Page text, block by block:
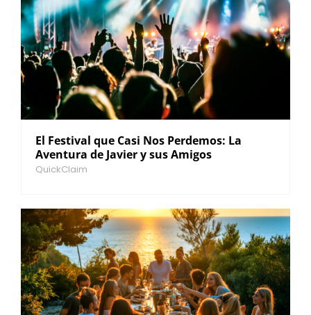
El Festival que Casi Nos Perdemos: La
Aventura de Javier y sus Amigos
QuickClaim